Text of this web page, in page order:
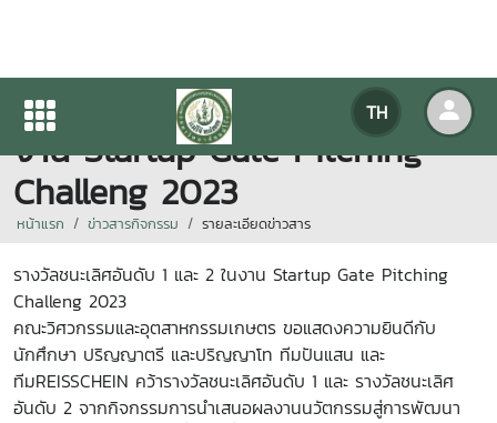
TH
รางวัลชนะเลิศอันดับ 1 และ 2 ใน
งาน Startup Gate Pitching
Challeng 2023
หน้าแรก ข่าวสารกิจกรรม รายละเอียดข่าวสาร
รางวัลชนะเลิศอันดับ 1 และ 2 ในงาน Startup Gate Pitching
Challeng 2023
คณะวิศวกรรมและอุตสาหกรรมเกษตร ขอแสดงความยินดีกับ
นักศึกษา ปริญญาตรี และปริญญาโท ทีมปันแสน และ
ทีมREISSCHEIN คว้ารางวัลชนะเลิศอันดับ 1 และ รางวัลชนะเลิศ
อันดับ 2 จากกิจกรรมการนำเสนอผลงานนวัตกรรมสู่การพัฒนา